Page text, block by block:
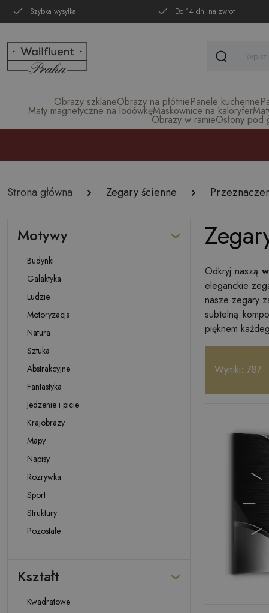
Szybka wysyłka Do 14 dni na zwrot
Obrazy szklaneObrazy na płótniePanele kuchenne
Maty magnetyczne na lodówkęMaskownice na kaloryfer
Obrazy w ramieOsłony pod
Strona główna Zegary ścienne
Motywy
Budynki
Galaktyka
Ludzie
Motoryzacja
Natura
Sztuka
Abstrakcyjne
Fantastyka
Jedzenie i picie
Krajobrazy
Mapy
Napisy
Rozrywka
Sport
Struktury
Pozostałe
Kształt
Kwadratowe
Odkryj naszą
eleganckie
nasze zegary
subtelną
pięknem
Wyniki: 787